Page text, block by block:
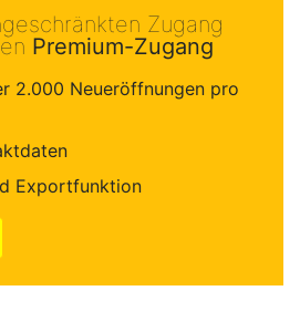
Zugang
Premium-Zugang
2.000 Neueröffnungen pro
Exportfunktion